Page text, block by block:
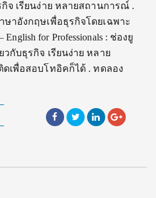
จ เรียนง่าย หลายสถานการณ์ .
าอังกฤษเพื่อธุรกิจโดยเฉพาะ
for Professionals : ช่องยู
กับธุรกิจ เรียนง่าย หลาย
เพื่อสอบโทอิคก็ได้ . ทดลอง